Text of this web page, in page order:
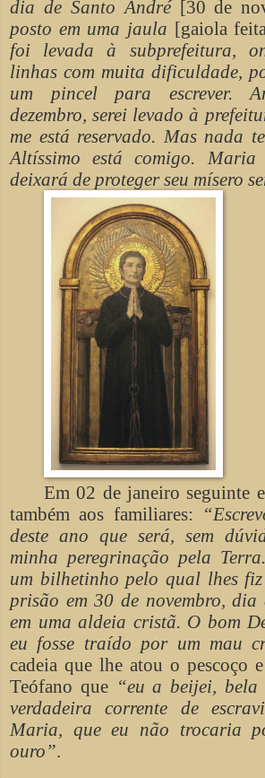
dia de Santo André[30 de
posto em uma jaula [gaiola
foi levada à subprefeitura,
linhas com muita dificuldade,
um pincel para escrever.
dezembro, serei levado à
me está reservado. Mas nada
Altíssimo está comigo. Maria
deixará de proteger seu mísero
Em 02 de janeiro seguinte
também aos familiares:
deste ano que será, sem
minha peregrinação pela
um bilhetinho pelo qual lhes
prisão em 30 de novembro, dia
em uma aldeia cristã. O bom
eu fosse traído por um mau
cadeia que lhe atou o pescoço
Teófano que “eu a beijei, bela
verdadeira corrente de
Maria, que eu não trocaria
ouro”.